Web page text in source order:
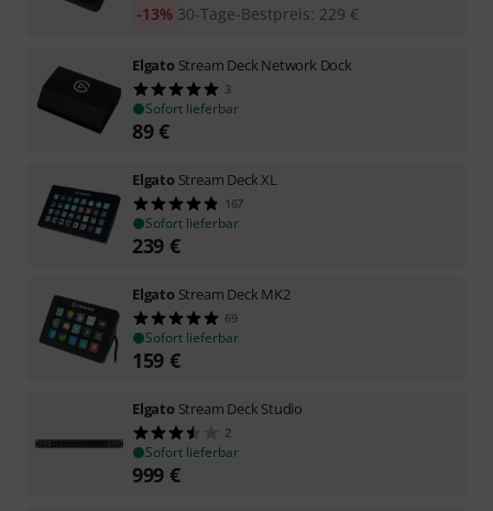
30-Tage-Bestpreis: 229 €
-13%
Elgato Stream Deck Network Dock
3
Sofort lieferbar
89€
Elgato Stream Deck XL
167
Sofort lieferbar
239 €
Elgato Stream Deck MK2
69
Sofort lieferbar
159 €
Elgato Stream Deck Studio
2
Sofort lieferbar
999 €